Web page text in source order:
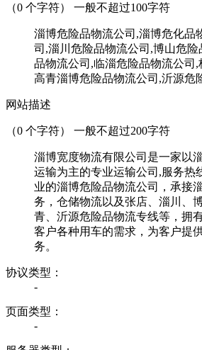
（0 个字符） 一般不超过100字符
淄博危险品物流公司,淄博危化品
司,淄川危险品物流公司,博山危
品物流公司,临淄危险品物流公司
高青淄博危险品物流公司,沂源危
网站描述
（0 个字符） 一般不超过200字符
淄博宽度物流有限公司是一家以
运输为主的专业运输公司,服务热
业的淄博危险品物流公司，承接
务，仓储物流以及张店、淄川、
青、沂源危险品物流专线等，拥
客户各种用车的需求，为客户提
务。
协议类型：
-
页面类型：
-